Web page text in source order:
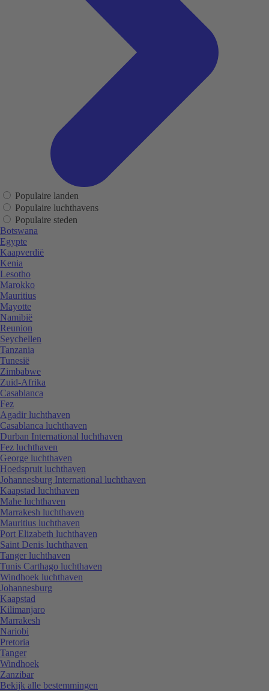
Populaire landen
Populaire luchthavens
Populaire steden
Botswana
Egypte
Kaapverdië
Kenia
Lesotho
Marokko
Mauritius
Mayotte
Namibië
Reunion
Seychellen
Tanzania
Tunesië
Zimbabwe
Zuid-Afrika
Casablanca
Fez
Agadir luchthaven
Casablanca luchthaven
Durban International luchthaven
Fez luchthaven
George luchthaven
Hoedspruit luchthaven
Johannesburg International luchthaven
Kaapstad luchthaven
Mahe luchthaven
Marrakesh luchthaven
Mauritius luchthaven
Port Elizabeth luchthaven
Saint Denis luchthaven
Tanger luchthaven
Tunis Carthago luchthaven
Windhoek luchthaven
Johannesburg
Kaapstad
Kilimanjaro
Marrakesh
Nariobi
Pretoria
Tanger
Windhoek
Zanzibar
Bekijk alle bestemmingen